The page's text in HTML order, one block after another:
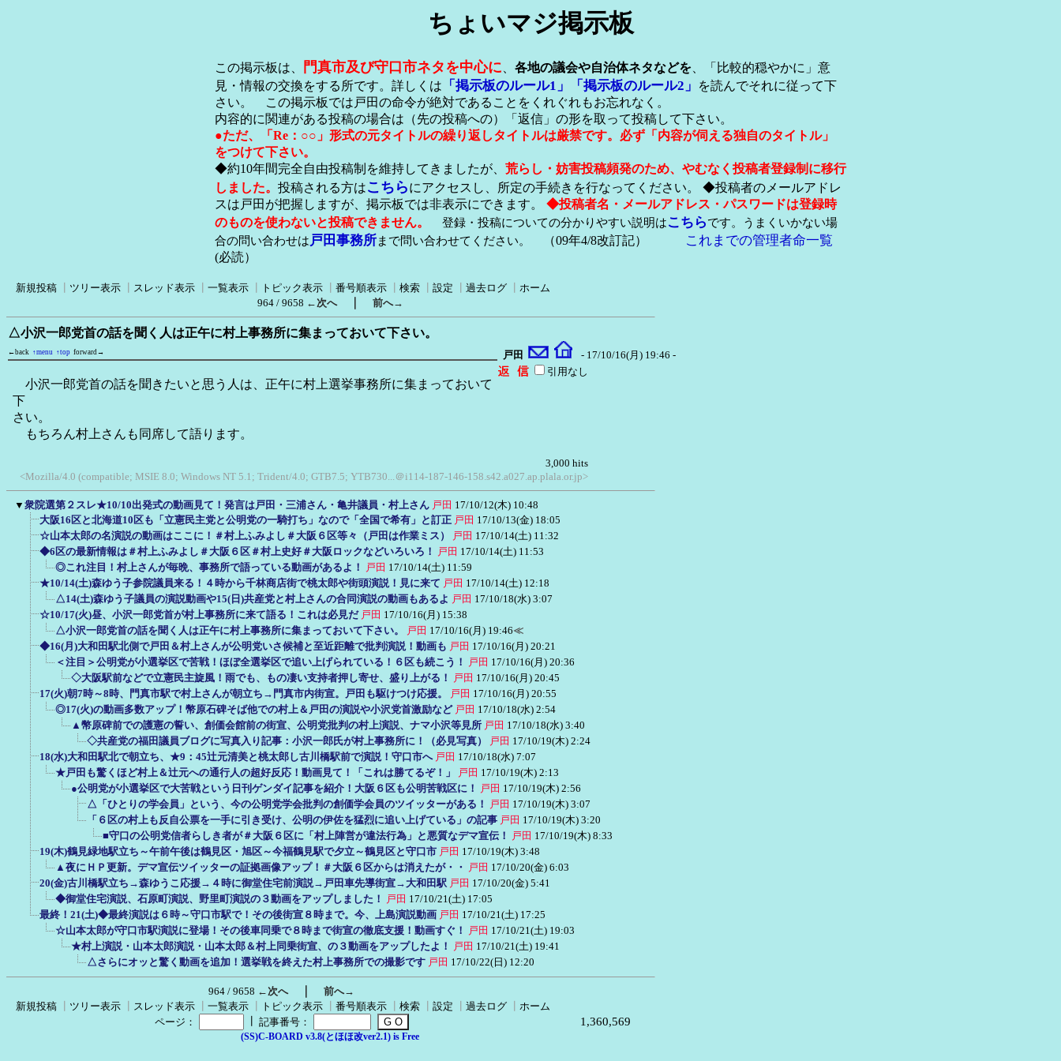
ちょいマジ掲示板
この掲示板は、 門真市及び守口市ネタを中心に、 各地の議会や自治体ネタなどを、「比較的穏やかに」意
見・情報の交換をする所です。詳しくは
「掲示板のルール1」 「掲示板のルール2」
を読んでそれに従って下
さい。 この掲示板では戸田の命令が絶対であることをくれぐれもお忘れなく。
内容的に関連がある投稿の場合は（先の投稿への）「返信」の形を取って投稿して下さい。
●ただ、「Re：○○」形式の元タイトルの繰り返しタイトルは厳禁です。必ず「内容が伺える独自のタイトル」
をつけて下さい。
◆約10年間完全自由投稿制を維持してきましたが、 荒らし・妨害投稿頻発のため、やむなく投稿者登録制に移行
しました。 投稿される方はこちらにアクセスし、所定の手続きを行なってください。 ◆投稿者のメールアドレ
スは戸田が把握しますが、掲示板では非表示にできます。 ◆投稿者名・メールアドレス・パスワードは登録時
のものを使わないと投稿できません。
登録・投稿についての分かりやすい説明はこちらです。うまくいかない場
合の問い合わせは戸田事務所まで問い合わせてください。 （09年4/8改訂記） これまでの管理者命一覧
(必読）
新規投稿 ツリー表示 スレッド表示 一覧表示 トピック表示 番号順表示 検索 設定 過去ログ
ホーム
964 / 9658 ←次へ｜ 前へ→
△小沢一郎党首の話を聞く人は正午に村上事務所に集まっておいて下さい。
←back ↑menu ↑top forward→ 戸田 - 17/10/16(月) 19:46 -
小沢一郎党首の話を聞きたいと思う人は、正午に村上選挙事務所に集まっておいて
下
さい。
もちろん村上さんも同席して語ります。
引用なし
3,000 hits
<Mozilla/4.0 (compatible; MSIE 8.0; Windows NT 5.1; Trident/4.0; GTB7.5; YTB730...＠i114-187-146-158.s42.a027.ap.plala.or.jp>
▼ 衆院選第２スレ★10/10出発式の動画見て！発言は戸田・三浦さん・亀井議員・村上さん 戸田 17/10/12(木) 10:48
大阪16区と北海道10区も「立憲民主党と公明党の一騎打ち」なので「全国で希有」と訂正 戸田 17/10/13(金) 18:05
☆山本太郎の名演説の動画はここに！＃村上ふみよし＃大阪６区等々（戸田は作業ミス）
戸田 17/10/14(土) 11:32
◆6区の最新情報は＃村上ふみよし＃大阪６区＃村上史好＃大阪ロックなどいろいろ！
戸田 17/10/14(土) 11:53
◎これ注目！村上さんが毎晩、事務所で語っている動画があるよ！
戸田 17/10/14(土) 11:59
★10/14(土)森ゆう子参院議員来る！４時から千林商店街で桃太郎や街頭演説！見に来て 戸田 17/10/14(土) 12:18
△14(土)森ゆう子議員の演説動画や15(日)共産党と村上さんの合同演説の動画もあるよ 戸田 17/10/18(水) 3:07
☆10/17(火)昼、小沢一郎党首が村上事務所に来て語る！これは必見だ 戸田 17/10/16(月) 15:38
△小沢一郎党首の話を聞く人は正午に村上事務所に集まっておいて下さい。
戸田 17/10/16(月) 19:46≪
◆16(月)大和田駅北側で戸田＆村上さんが公明党いさ候補と至近距離で批判演説！動画も 戸田 17/10/16(月) 20:21
＜注目＞公明党が小選挙区で苦戦！ほぼ全選挙区で追い上げられている！６区も続こう！
戸田 17/10/16(月) 20:36
◇大阪駅前などで立憲民主旋風！雨でも、もの凄い支持者押し寄せ、盛り上がる！
戸田 17/10/16(月) 20:45
17(火)朝7時～8時、門真市駅で村上さんが朝立ち→門真市内街宣。戸田も駆けつけ応援。
戸田 17/10/16(月) 20:55
◎17(火)の動画多数アップ！幣原石碑そば他での村上＆戸田の演説や小沢党首激励など 戸田 17/10/18(水) 2:54
▲幣原碑前での護憲の誓い、創価会館前の街宣、公明党批判の村上演説、ナマ小沢等見所 戸田 17/10/18(水) 3:40
◇共産党の福田議員ブログに写真入り記事：小沢一郎氏が村上事務所に！（必見写真）
戸田 17/10/19(木) 2:24
18(水)大和田駅北で朝立ち、★9：45辻元清美と桃太郎し古川橋駅前で演説！守口市へ 戸田 17/10/18(水) 7:07
★戸田も驚くほど村上＆辻元への通行人の超好反応！動画見て！「これは勝てるぞ！」
戸田 17/10/19(木) 2:13
●公明党が小選挙区で大苦戦という日刊ゲンダイ記事を紹介！大阪６区も公明苦戦区に！
戸田 17/10/19(木) 2:56
△「ひとりの学会員」という、今の公明党学会批判の創価学会員のツイッターがある！
戸田 17/10/19(木) 3:07
「６区の村上も反自公票を一手に引き受け、公明の伊佐を猛烈に追い上げている」の記事 戸田 17/10/19(木) 3:20
■守口の公明党信者らしき者が＃大阪６区に「村上陣営が違法行為」と悪質なデマ宣伝！
戸田 17/10/19(木) 8:33
19(木)鶴見緑地駅立ち～午前午後は鶴見区・旭区～今福鶴見駅で夕立～鶴見区と守口市 戸田 17/10/19(木) 3:48
▲夜にＨＰ更新。デマ宣伝ツイッターの証拠画像アップ！＃大阪６区からは消えたが・・ 戸田 17/10/20(金) 6:03
20(金)古川橋駅立ち→森ゆうこ応援→４時に御堂住宅前演説→戸田車先導街宣→大和田駅 戸田 17/10/20(金) 5:41
◆御堂住宅演説、石原町演説、野里町演説の３動画をアップしました！
戸田 17/10/21(土) 17:05
最終！21(土)◆最終演説は６時～守口市駅で！その後街宣８時まで。今、上島演説動画 戸田 17/10/21(土) 17:25
☆山本太郎が守口市駅演説に登場！その後車同乗で８時まで街宣の徹底支援！動画すぐ！
戸田 17/10/21(土) 19:03
★村上演説・山本太郎演説・山本太郎＆村上同乗街宣、の３動画をアップしたよ！
戸田 17/10/21(土) 19:41
△さらにオッと驚く動画を追加！選挙戦を終えた村上事務所での撮影です 戸田 17/10/22(日) 12:20
964 / 9658 ←次へ｜ 前へ→
新規投稿
ツリー表示 スレッド表示 一覧表示 トピック表示 番号順表示 検索 設定 過去ログ
ホーム
ページ：
記事番号： 1,360,569
(SS)C-BOARD v3.8(とほほ改ver2.1) is Free